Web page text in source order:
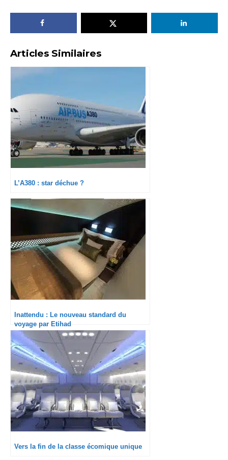
Articles Similaires
L’A380 : star déchue ?
Inattendu : Le nouveau standard du
voyage par Etihad
Vers la fin de la classe écomique unique